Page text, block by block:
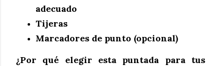
adecuado
Tijeras
Marcadores de punto (opcional)
¿Por qué elegir esta puntada para tus